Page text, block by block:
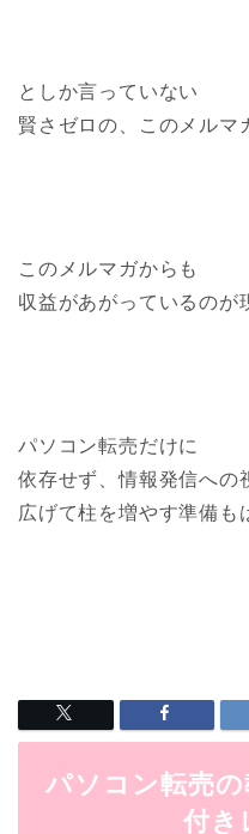
としか言っていない
賢さゼロの、このメルマ
このメルマガからも
収益があがっているのが
パソコン転売だけに
依存せず、情報発信への
広げて柱を増やす準備も
パソコン転売
付き